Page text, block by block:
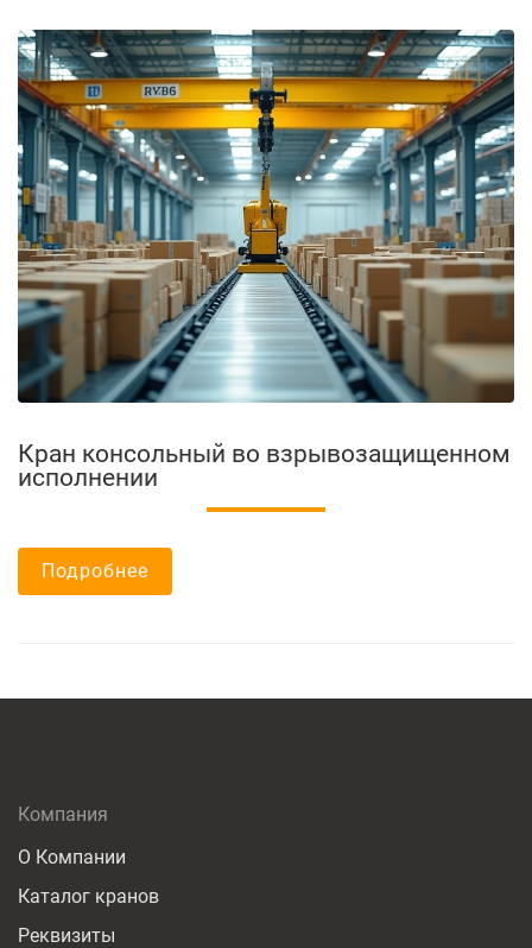
Кран консольный во взрывозащищенном
исполнении
Подробнее
Компания
О Компании
Каталог кранов
Реквизиты